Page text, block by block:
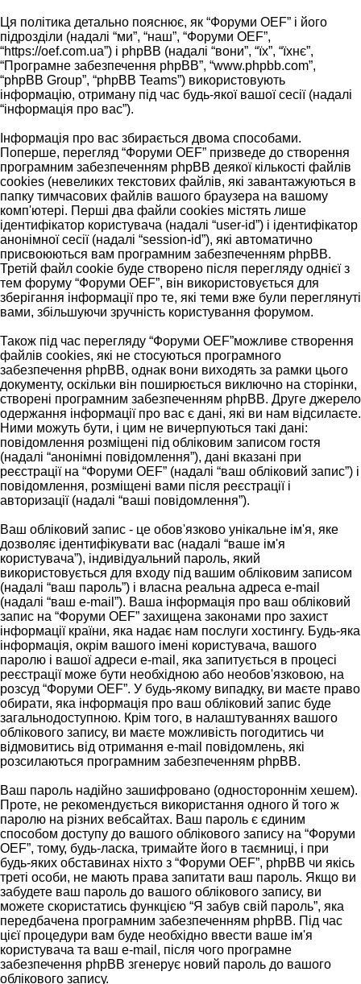
Ця політика детально пояснює, як “Форуми OEF” і його
підрозділи (надалі “ми”, “наш”, “Форуми OEF”,
“https://oef.com.ua”) і phpBB (надалі “вони”, “їх”, “їхнє”,
“Програмне забезпечення phpBB”, “www.phpbb.com”,
“phpBB Group”, “phpBB Teams”) використовують
інформацію, отриману під час будь-якої вашої сесії (надалі
“інформація про вас”).
Інформація про вас збирається двома способами.
Поперше, перегляд “Форуми OEF” призведе до створення
програмним забезпеченням phpBB деякої кількості файлів
cookies (невеликих текстових файлів, які завантажуються в
папку тимчасових файлів вашого браузера на вашому
комп'ютері. Перші два файли cookies містять лише
ідентифікатор користувача (надалі “user-id”) і ідентифікатор
анонімної сесії (надалі “session-id”), які автоматично
присвоюються вам програмним забезпеченням phpBB.
Третій файл cookie буде створено після перегляду однієї з
тем форуму “Форуми OEF”, він використовується для
зберігання інформації про те, які теми вже були переглянуті
вами, збільшуючи зручність користування форумом.
Також під час перегляду “Форуми OEF”можливе створення
файлів cookies, які не стосуються програмного
забезпечення phpBB, однак вони виходять за рамки цього
документу, оскільки він поширюється виключно на сторінки,
створені програмним забезпеченням phpBB. Друге джерело
одержання інформації про вас є дані, які ви нам відсилаєте.
Ними можуть бути, і цим не вичерпуються такі дані:
повідомлення розміщені під обліковим записом гостя
(надалі “анонімні повідомлення”), дані вказані при
реєстрації на “Форуми OEF” (надалі “ваш обліковий запис”) і
повідомлення, розміщені вами після реєстрації і
авторизації (надалі “ваші повідомлення”).
Ваш обліковий запис - це обов'язково унікальне ім'я, яке
дозволяє ідентифікувати вас (надалі “ваше ім'я
користувача”), індивідуальний пароль, який
використовується для входу під вашим обліковим записом
(надалі “ваш пароль”) і власна реальна адреса e-mail
(надалі “ваш e-mail”). Ваша інформація про ваш обліковий
запис на “Форуми OEF” захищена законами про захист
інформації країни, яка надає нам послуги хостингу. Будь-яка
інформація, окрім вашого імені користувача, вашого
паролю і вашої адреси e-mail, яка запитується в процесі
реєстрації може бути необхідною або необов'язковою, на
розсуд “Форуми OEF”. У будь-якому випадку, ви маєте право
обирати, яка інформація про ваш обліковий запис буде
загальнодоступною. Крім того, в налаштуваннях вашого
облікового запису, ви маєте можливість погодитись чи
відмовитись від отримання e-mail повідомлень, які
розсилаються програмним забезпеченням phpBB.
Ваш пароль надійно зашифровано (одностороннім хешем).
Проте, не рекомендується використання одного й того ж
паролю на різних вебсайтах. Ваш пароль є єдиним
способом доступу до вашого облікового запису на “Форуми
OEF”, тому, будь-ласка, тримайте його в таємниці, і при
будь-яких обставинах ніхто з “Форуми OEF”, phpBB чи якісь
треті особи, не мають права запитати ваш пароль. Якщо ви
забудете ваш пароль до вашого облікового запису, ви
можете скористатись функцією “Я забув свій пароль”, яка
передбачена програмним забезпеченням phpBB. Під час
цієї процедури вам буде необхідно ввести ваше ім'я
користувача та ваш e-mail, після чого програмне
забезпечення phpBB згенерує новий пароль до вашого
облікового запису.